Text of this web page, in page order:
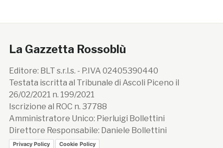
La Gazzetta Rossoblù
Editore: BLT s.r.l.s. - P.IVA 02405390440
Testata iscritta al Tribunale di Ascoli Piceno il
26/02/2021 n. 199/2021
Iscrizione al ROC n. 37788
Amministratore Unico: Pierluigi Bollettini
Direttore Responsabile: Daniele Bollettini
Privacy Policy Cookie Policy